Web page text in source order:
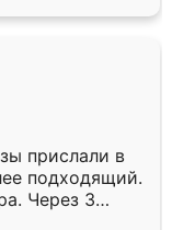
прислали в
подходящий.
Через 3
Остались